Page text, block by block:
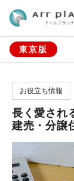
東京版
お役立ち情報
長く愛され
建売・分譲